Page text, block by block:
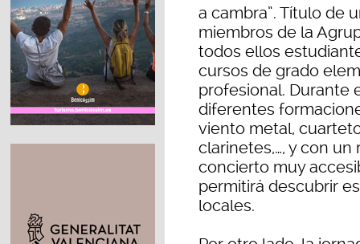
a cambra”. Título de
miembros de la
todos ellos
cursos de grado
profesional. Durante
diferentes
viento metal,
clarinetes,…, y con
concierto muy
permitirá descubrir
locales.